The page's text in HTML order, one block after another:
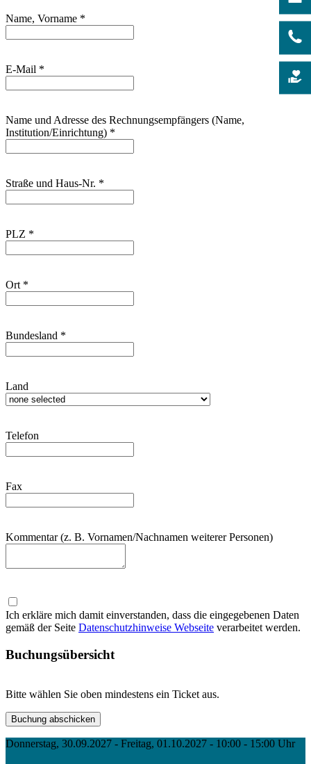
Name, Vorname *
E-Mail *
Name und Adresse des Rechnungsempfängers (Name,
Institution/Einrichtung) *
Straße und Haus-Nr. *
PLZ *
Ort *
Bundesland *
Land
Telefon
Fax
Kommentar (z. B. Vornamen/Nachnamen weiterer Personen)
Ich erkläre mich damit einverstanden, dass die eingegebenen Daten
gemäß der Seite Datenschutzhinweise Webseite verarbeitet werden.
Buchungsübersicht
Bitte wählen Sie oben mindestens ein Ticket aus.
Donnerstag, 30.09.2027 - Freitag, 01.10.2027 - 10:00 - 15:00 Uhr